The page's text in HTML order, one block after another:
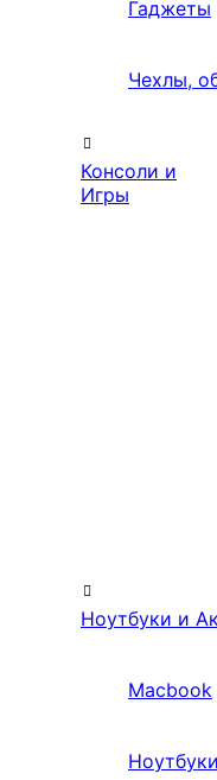
Гаджеты
Чехлы,
Консоли и
Игры
Ноутбуки и
Macbook
Ноутбуки